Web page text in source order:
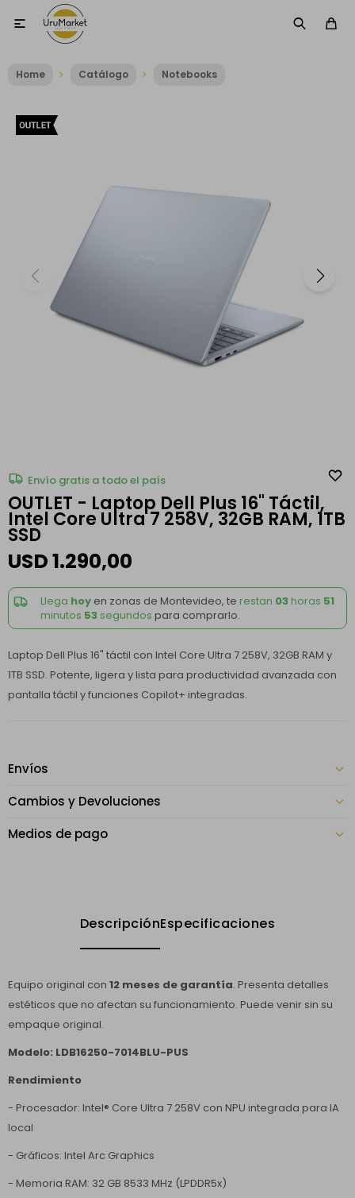

Home Catálogo Notebooks
Envío gratis a todo el país
OUTLET - Laptop Dell Plus 16" Táctil,
Intel Core Ultra 7 258V, 32GB RAM, 1TB
SSD
USD1.290,00
Llega hoy en zonas de Montevideo, te restan 03 horas 51
minutos 53 segundos para comprarlo.
Laptop Dell Plus 16" táctil con Intel Core Ultra 7 258V, 32GB RAM y
1TB SSD. Potente, ligera y lista para productividad avanzada con
pantalla táctil y funciones Copilot+ integradas.
Envíos
Cambios y Devoluciones
Medios de pago
DescripciónEspecificaciones
Equipo original con 12 meses de garantía. Presenta detalles
estéticos que no afectan su funcionamiento. Puede venir sin su
empaque original.
Modelo: LDB16250-7014BLU-PUS
Rendimiento
- Procesador: Intel® Core Ultra 7 258V con NPU integrada para IA
local
- Gráficos: Intel Arc Graphics
- Memoria RAM: 32 GB 8533 MHz (LPDDR5x)